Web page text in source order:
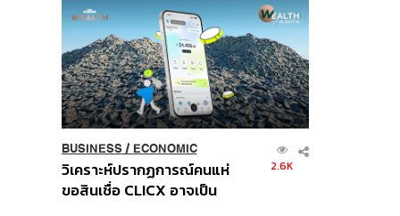
Order
BUSINESS/ ECONOMIC
วิเคราะห์ปรากฏการณ์คนแห่
ขอสินเชื่อ CLICX อาจเป็น
2.6K